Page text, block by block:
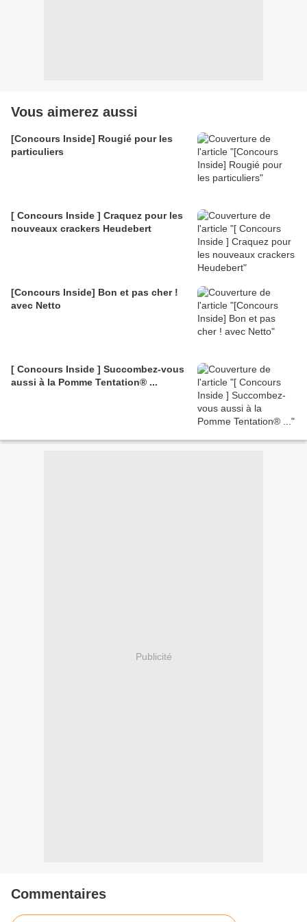
Vous aimerez aussi
[Concours Inside] Rougié pour les
particuliers
[ Concours Inside ] Craquez pour les
nouveaux crackers Heudebert
[Concours Inside] Bon et pas cher !
avec Netto
[ Concours Inside ] Succombez-vous
aussi à la Pomme Tentation® ...
Publicité
Commentaires